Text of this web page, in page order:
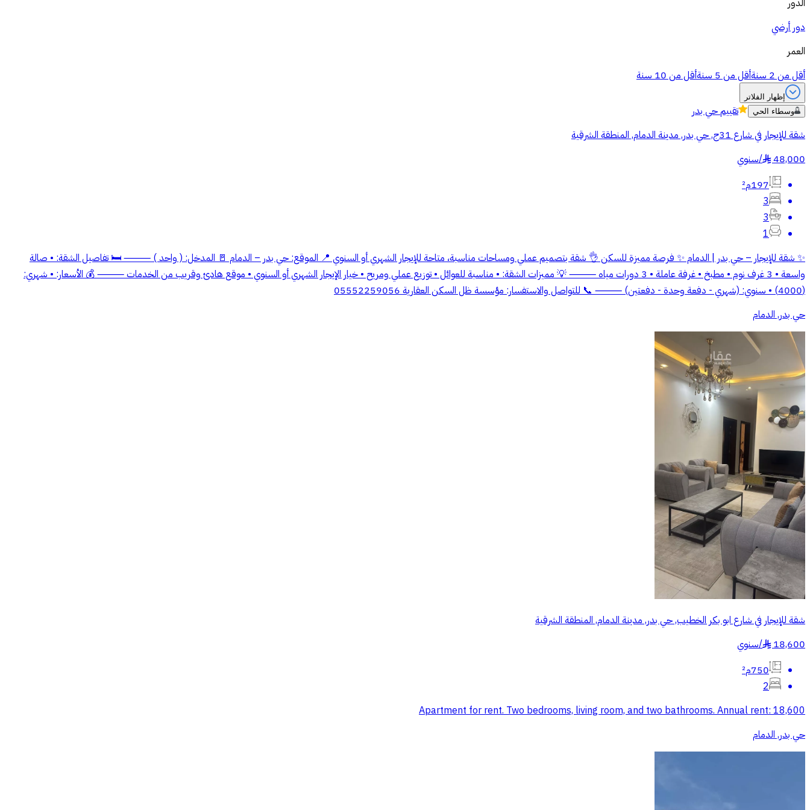
الدور
دور أرضي
العمر
أقل من 2 سنة
أقل من 5 سنة أقل من 10 سنة
إظهار الفلاتر
وسطاء الحي
تقييمحي بدر
شقة للإيجار في شارع 31ج, حي بدر, مدينة الدمام, المنطقة الشرقية
48,000
§
/سنوي
197م²
3
3
1
✨ شقة للإيجار – حي بدر | الدمام ✨ فرصة مميزة للسكن 👌 شقة بتصميم عملي ومساحات مناسبة، متاحة للإيجار الشهري أو السنوي 📍 الموقع: حي بدر – الدمام 🚪 المدخل: ( واحد ) ⸻ 🛏️ تفاصيل الشقة: • صالة
واسعة • 3 غرف نوم • مطبخ • غرفة عاملة • 3 دورات مياه ⸻ 💡 مميزات الشقة: • مناسبة للعوائل • توزيع عملي ومريح • خيار الإيجار الشهري أو السنوي • موقع هادئ وقريب من الخدمات ⸻ 💰 الأسعار: • شهري:
(4000) • سنوي: (شهري - دفعة وحدة - دفعتين) ⸻ 📞 للتواصل والاستفسار: مؤسسة ظل السكن العقارية 05552259056
حي بدر, الدمام
شقة للإيجار في شارع ابو بكر الخطيب, حي بدر, مدينة الدمام, المنطقة الشرقية
18,600
§
/سنوي
750م²
2
Apartment for rent. Two bedrooms, living room, and two bathrooms. Annual rent: 18,600
حي بدر, الدمام